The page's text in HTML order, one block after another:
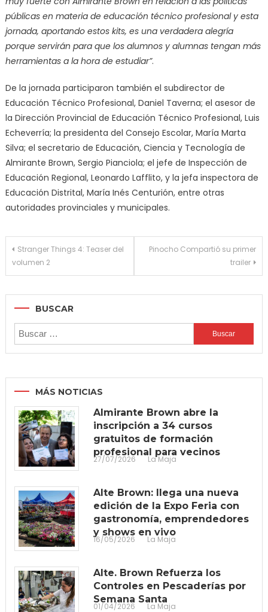
públicas en materia de educación técnico profesional y esta
jornada, aportando estos kits, es una verdadera alegría
porque servirán para que los alumnos y alumnas tengan más
herramientas a la hora de estudiar”.
De la jornada participaron también el subdirector de
Educación Técnico Profesional, Daniel Taverna; el asesor de
la Dirección Provincial de Educación Técnico Profesional, Luis
Echeverría; la presidenta del Consejo Escolar, María Marta
Silva; el secretario de Educación, Ciencia y Tecnología de
Almirante Brown, Sergio Pianciola; el jefe de Inspección de
Educación Regional, Leonardo Lafflito, y la jefa inspectora de
Educación Distrital, María Inés Centurión, entre otras
autoridades provinciales y municipales.
Navegación
de
entradas
Stranger Things 4: Teaser del
volumen 2
Pinocho Compartió su primer
trailer
BUSCAR
Buscar:
MÁS NOTICIAS
Almirante Brown abre la
inscripción a 34 cursos
gratuitos de formación
profesional para vecinos
27/07/2026 La Maja
Alte Brown: llega una nueva
edición de la Expo Feria con
gastronomía, emprendedores
y shows en vivo
16/05/2026 La Maja
Alte. Brown Refuerza los
Controles en Pescaderías por
Semana Santa
01/04/2026 La Maja